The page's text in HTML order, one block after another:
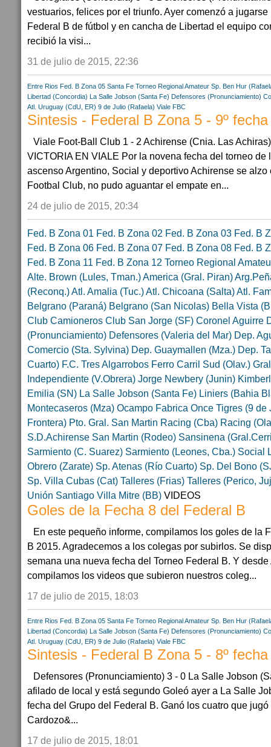
vestuarios, felices por el triunfo. Ayer comenzó a
Federal B de fútbol y en cancha de Libertad el equipo
recibió la visi...
31 de julio de 2015, 22:36
Entre Rios Fed. B Zona 05 Santa Fe Torneo Regional Amateur Sp. Ben Hur
Libertad (Concordia) La Salle Jobson (Santa Fe) Defensores (Pronunciamiento)
Atl. Uruguay (CdU, ER) 9 de Julio (Rafaela) Viale FBC
Sintesis - Federal B Zona 5 - 9º fecha
Viale Foot-Ball Club 1 - 2 Achirense (Cnia. Las
VICTORIA EN VIALE Por la novena fecha del torneo de
ascenso Argentino, Social y deportivo Achirense se
Footbal Club, no pudo aguantar el empate en...
24 de julio de 2015, 20:34
Fed. B Zona 01 Fed. B Zona 02 Fed. B Zona 03 Fed. B
Fed. B Zona 06 Fed. B Zona 07 Fed. B Zona 08 Fed. B
Fed. B Zona 11 Fed. B Zona 12 Torneo Regional
Alte. Brown (Lules, Tman.)America (Gral. Piran)
(Reconq.)Atl. Amalia (Tuc.)Atl. Chicoana (Salta)Atl.
Belgrano (Paraná) Belgrano (San Nicolas) Bella Vista
Club Camioneros Club San Jorge (SF) Coronel Aguirre
(Pronunciamiento) Defensores (Valeria del Mar) Dep.
Comercio (Sta. Sylvina) Dep. Guaymallen (Mza.) Dep.
Cuarto) F.C. Tres Algarrobos Ferro Carril Sud (Olav.)
Independiente (V.Obrera) Jorge Newbery (Junin)
Emilia (SN) La Salle Jobson (Santa Fe) Liniers (Bahia
Montecaseros (Mza) Ocampo Fabrica Once Tigres (9 de
Frontera) Pto. Gral. San Martin Racing (Cba) Racing
S.D.Achirense San Martin (Rodeo) Sansinena
Sarmiento (C. Suarez) Sarmiento (Leones, Cba.) Social
Obrero (Zarate) Sp. Atenas (Río Cuarto) Sp. Del Bono
Sp. Villa Cubas (Cat) Talleres (Frias) Talleres (Perico,
Unión Santiago Villa Mitre (BB) VIDEOS
Goles de la Fecha 8 del Federal B
En este pequeño informe, compilamos los goles de la
B 2015. Agradecemos a los colegas por subirlos. Se
semana una nueva fecha del Torneo Federal B. Y
compilamos los videos que subieron nuestros coleg...
17 de julio de 2015, 18:03
Entre Rios Fed. B Zona 05 Santa Fe Torneo Regional Amateur Sp. Ben Hur
Libertad (Concordia) La Salle Jobson (Santa Fe) Defensores (Pronunciamiento)
Atl. Uruguay (CdU, ER) 9 de Julio (Rafaela) Viale FBC
Sintesis - Federal B Zona 5 - 8º fecha
Defensores (Pronunciamiento) 3 - 0 La Salle Jobson
afilado de local y está segundo Goleó ayer a La Salle
fecha del Grupo del Federal B. Ganó los cuatro que
Cardozo&...
17 de julio de 2015, 18:01